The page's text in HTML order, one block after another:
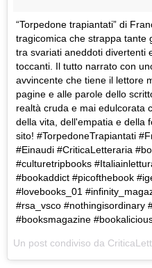
“Torpedone trapiantati” di
tragicomica che strappa tante
tra svariati aneddoti divertenti
toccanti. Il tutto narrato con
avvincente che tiene il lettore
pagine e alle parole dello
realtà cruda e mai edulcorata
della vita, dell'empatia e della
sito! #TorpedoneTrapiantati
#Einaudi #CriticaLetteraria
#culturetripbooks
#bookaddict #picofthebook
#lovebooks_01
#rsa_vsco #nothingisordinary
#booksmagazine
Un post condiviso da